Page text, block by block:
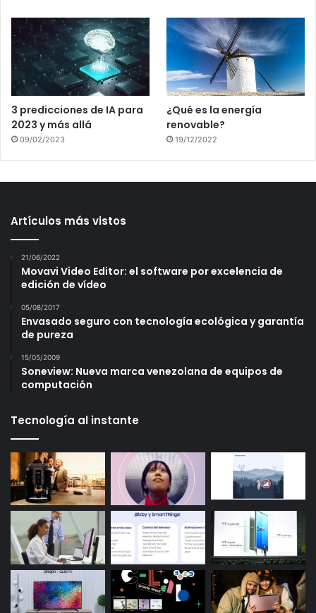
3 predicciones de IA para
2023 y más allá
09/02/2023
¿Qué es la energía
renovable?
19/12/2022
Artículos más vistos
21/06/2022
Movavi Video Editor: el software por excelencia de
edición de vídeo
05/08/2017
Envasado seguro con tecnología ecológica y garantía
de pureza
15/05/2009
Soneview: Nueva marca venezolana de equipos de
computación
Tecnología al instante